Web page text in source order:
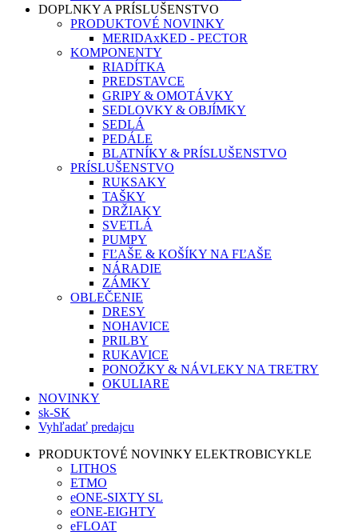
DOPLNKY A PRÍSLUŠENSTVO
PRODUKTOVÉ NOVINKY
MERIDAxKED - PECTOR
KOMPONENTY
RIADÍTKA
PREDSTAVCE
GRIPY & OMOTÁVKY
SEDLOVKY & OBJÍMKY
SEDLÁ
PEDÁLE
BLATNÍKY & PRÍSLUŠENSTVO
PRÍSLUŠENSTVO
RUKSAKY
TAŠKY
DRŽIAKY
SVETLÁ
PUMPY
FĽAŠE & KOŠÍKY NA FĽAŠE
NÁRADIE
ZÁMKY
OBLEČENIE
DRESY
NOHAVICE
PRILBY
RUKAVICE
PONOŽKY & NÁVLEKY NA TRETRY
OKULIARE
NOVINKY
sk-SK
Vyhľadať predajcu
PRODUKTOVÉ NOVINKY ELEKTROBICYKLE
LITHOS
ETMO
eONE-SIXTY SL
eONE-EIGHTY
eFLOAT